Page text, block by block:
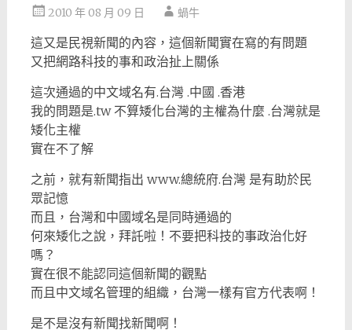
2010 年 08 月 09 日 蝸牛
這又是民視新聞的內容，這個新聞實在寫的有問題
又把網路科技的事和政治扯上關係
這次通過的中文域名有.台灣 .中國 .香港
我的問題是.tw 不算矮化台灣的主權為什麼 .台灣就是
矮化主權
實在不了解
之前，就有新聞指出 www.總統府.台灣 是有助於民
眾記憶
而且，台灣和中國域名是同時通過的
何來矮化之說，拜託啦！不要把科技的事政治化好
嗎？
實在很不能認同這個新聞的觀點
而且中文域名管理的組織，台灣一樣有官方代表啊！
是不是沒有新聞找新聞啊！